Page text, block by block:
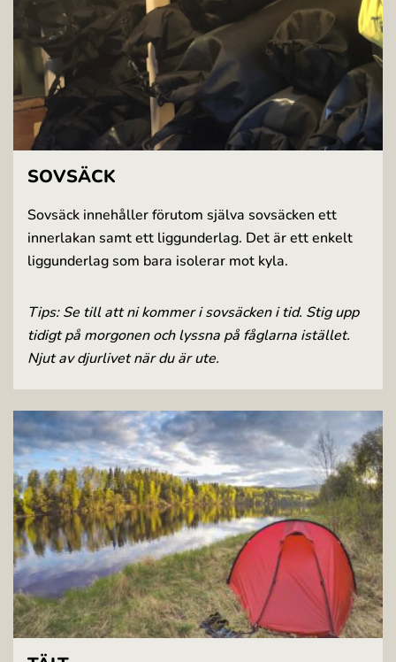
SOVSÄCK
Sovsäck innehåller förutom själva sovsäcken ett
innerlakan samt ett liggunderlag. Det är ett enkelt
liggunderlag som bara isolerar mot kyla.
Tips: Se till att ni kommer i sovsäcken i tid. Stig upp
tidigt på morgonen och lyssna på fåglarna istället.
Njut av djurlivet när du är ute.